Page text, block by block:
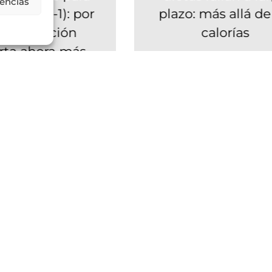
(GLP-1): por
nutrición
ahora más
plazo: más allá de
calorías